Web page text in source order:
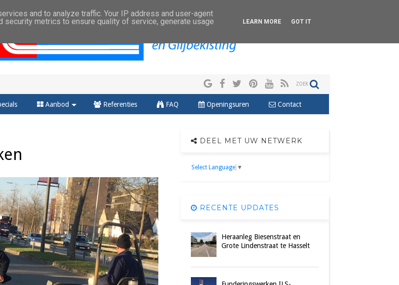
ZOEK
Aanbod Referenties FAQ Openingsuren Contact
DEEL MET UW NETWERK
Select Language ▼
RECENTE UPDATES
Heraanleg Biesenstraat en
Grote Lindenstraat te Hasselt
and to analyze traffic. Your IP address and user-agent
security metrics to ensure quality of service, generate usage
LEARN MORE GOT IT